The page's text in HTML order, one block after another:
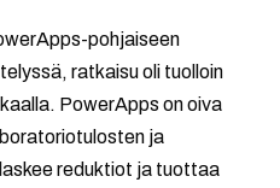
pohjaiseen
ratkaisu oli tuolloin
PowerApps on oiva
ja
reduktiot ja tuottaa